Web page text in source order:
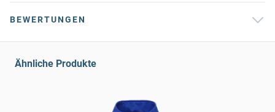
BEWERTUNGEN
Ähnliche Produkte